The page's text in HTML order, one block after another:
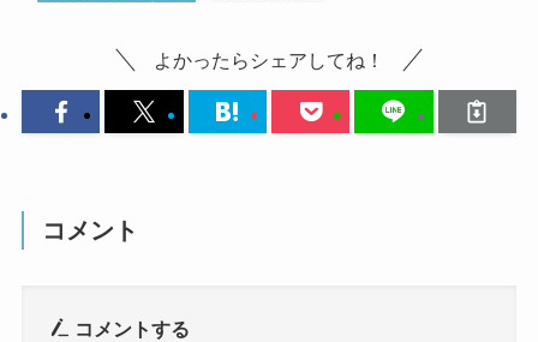
よかったらシェアしてね！
コメント
コメントする